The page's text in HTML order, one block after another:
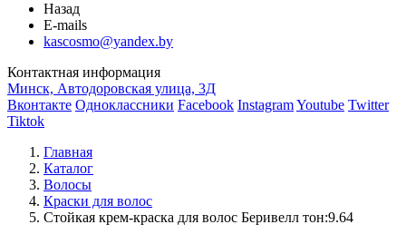
Назад
E-mails
kascosmo@yandex.by
Контактная информация
Минск, Автодоровская улица, 3Д
Вконтакте Одноклассники Facebook InstagramYoutube Twitter
Tiktok
Главная
Каталог
Волосы
Краски для волос
Стойкая крем-краска для волос Беривелл тон:9.64